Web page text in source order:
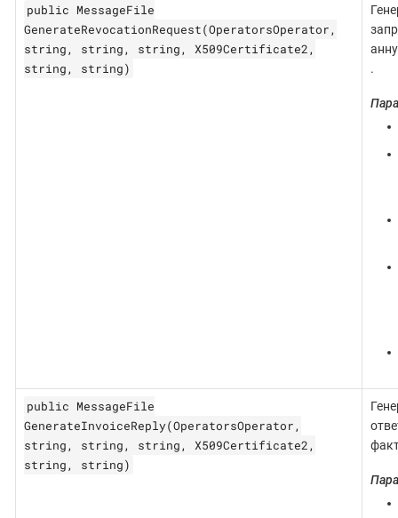
public MessageFile
GenerateRevocationRequest(OperatorsOperator,
string, string, string, X509Certificate2,
string, string)
.
public MessageFile
GenerateInvoiceReply(OperatorsOperator,
string, string, string, X509Certificate2,
string, string)